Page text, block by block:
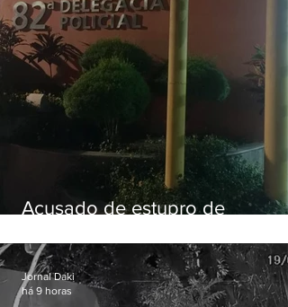
Acusado de estupro de
Jornal Daki
há 9 horas